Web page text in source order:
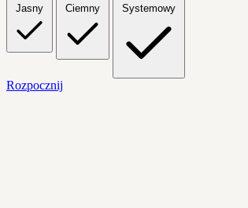
Jasny Ciemny Systemowy
Rozpocznij